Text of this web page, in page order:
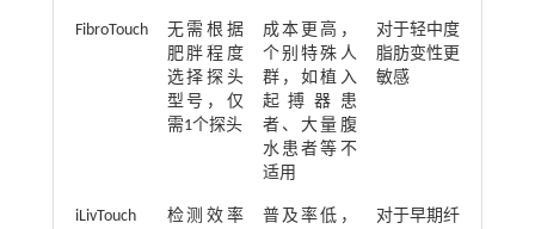
FibroTouch
无需根据
肥胖程度
选择探头
型号，仅
需1个探头
成本更高，
个别特殊人
群，如植入
起搏器患
者、大量腹
水患者等不
适用
对于轻中度
脂肪变性更
敏感
iLivTouch
检测效率
普及率低，
对于早期纤